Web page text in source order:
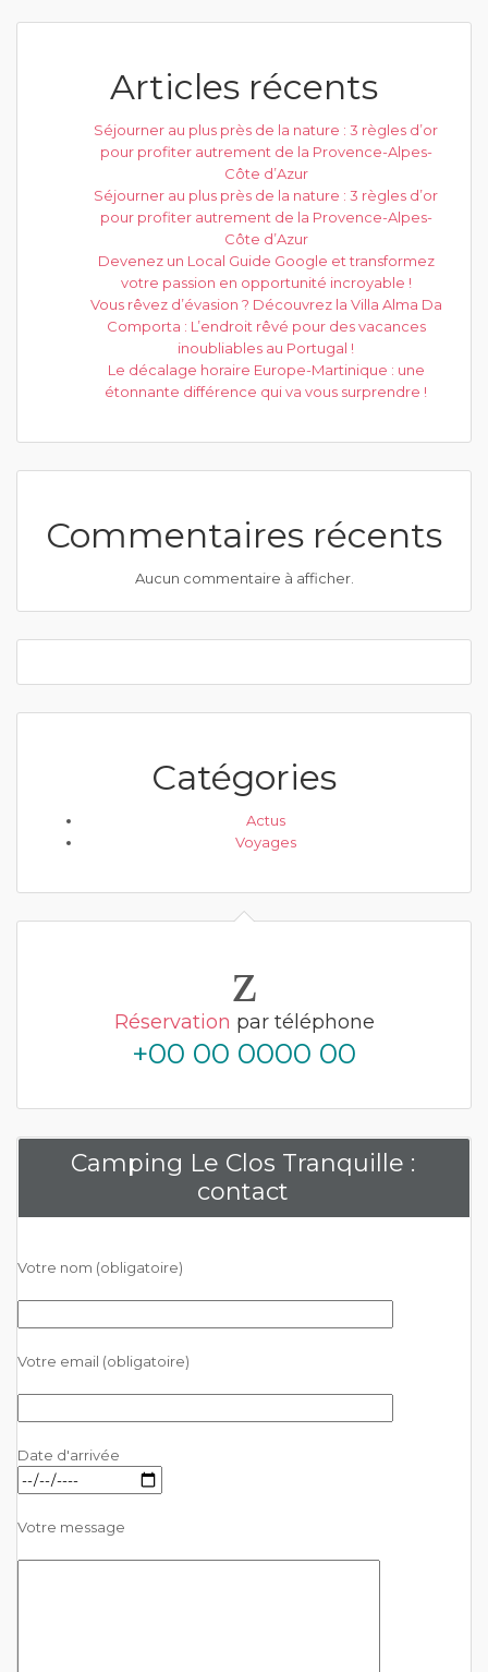
Articles récents
Séjourner au plus près de la nature : 3 règles d’or
pour profiter autrement de la Provence-Alpes-
Côte d’Azur
Séjourner au plus près de la nature : 3 règles d’or
pour profiter autrement de la Provence-Alpes-
Côte d’Azur
Devenez un Local Guide Google et transformez
votre passion en opportunité incroyable !
Vous rêvez d’évasion ? Découvrez la Villa Alma Da
Comporta : L’endroit rêvé pour des vacances
inoubliables au Portugal !
Le décalage horaire Europe-Martinique : une
étonnante différence qui va vous surprendre !
Commentaires récents
Aucun commentaire à afficher.
Catégories
Actus
Voyages
Réservation par téléphone
+00 00 0000 00
Camping Le Clos Tranquille :
contact
Votre nom (obligatoire)
Votre email (obligatoire)
Date d'arrivée
Votre message